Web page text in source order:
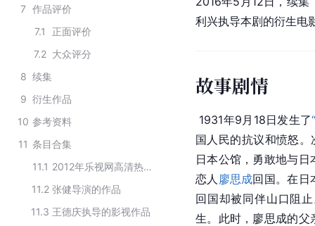
7 作品评价
7.1
正面评价
7.2 大众评分
8 续集
9 衍生作品
10 参考资料
11 条目合集
11.1
2012年乐视网高清热播电视剧top5
11.2 张健导演的作品
11.3 王德庆执导的影视作品
利兴执导本剧的衍生电
故事剧情
1931年9月18日发生了
国人民的抗议和愤怒。
日本公馆，勇敢地与
恋人 廖思成回国。在日
回国却被同伴山口阻
生。此时，廖思成的父